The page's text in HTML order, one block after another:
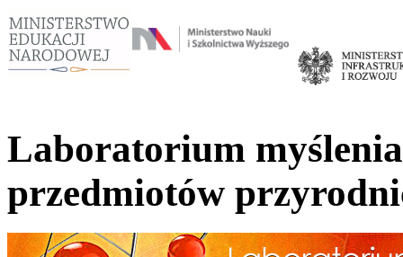
Laboratorium
przedmiotów